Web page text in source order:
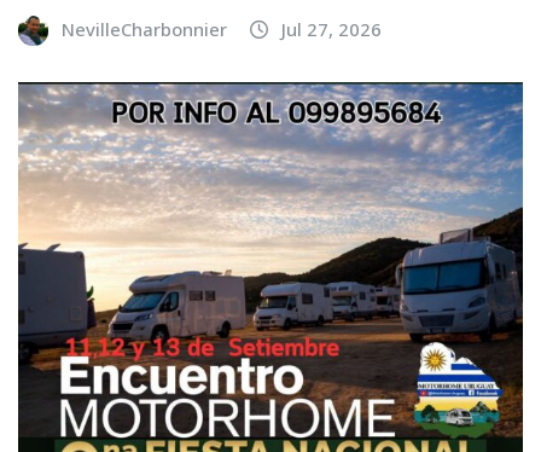
NevilleCharbonnier Jul 27, 2026